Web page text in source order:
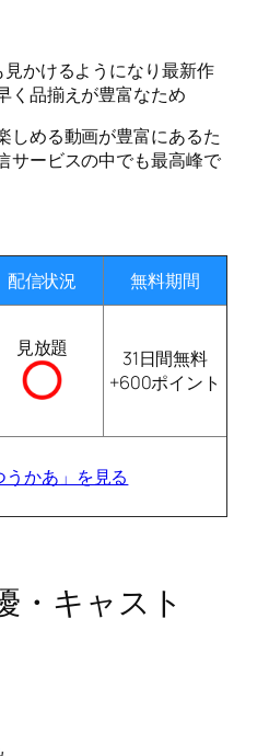
かけるようになり最新作
く品揃えが豊富なため
しめる動画が豊富にあるた
サービスの中でも最高峰で
配信状況 無料期間
見放題
31日間無料
+600ポイント
かあ」を見る
・キャスト